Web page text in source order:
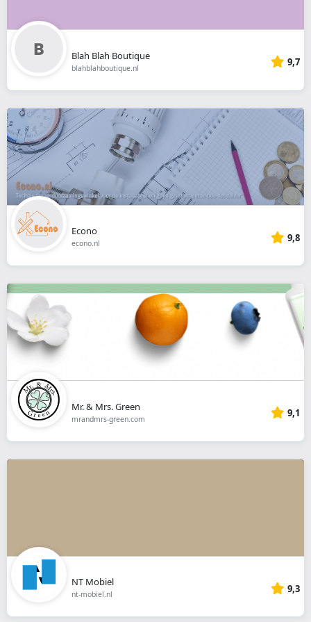
Blah Blah Boutique
blahblahboutique.nl 9,7
Econo
econo.nl 9,8
Mr. & Mrs. Green
mrandmrs-green.com 9,1
NT Mobiel
nt-mobiel.nl 9,3